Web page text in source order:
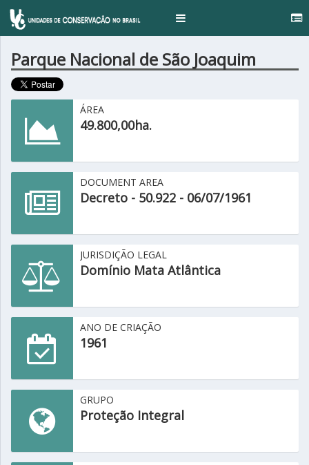
Toggle
Parque Nacional de São Joaquim
ÁREA
49.800,00ha.
DOCUMENT AREA
Decreto - 50.922 - 06/07/1961
JURISDIÇÃO LEGAL
Domínio Mata Atlântica
ANO DE CRIAÇÃO
1961
GRUPO
Proteção Integral